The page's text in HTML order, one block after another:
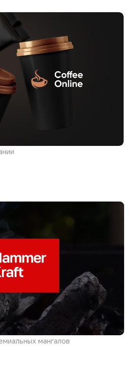
когда
для старта.
от 5 дней
и уникальным
ваших услуг
от 14 дней
услуг или курсов
оплаты и